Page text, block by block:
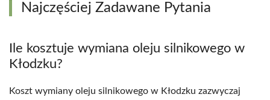
Najczęściej Zadawane Pytania
Ile kosztuje wymiana oleju silnikowego w
Kłodzku?
Koszt wymiany oleju silnikowego w Kłodzku zazwyczaj